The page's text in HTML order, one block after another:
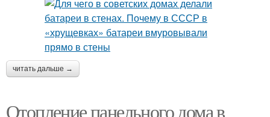
читать дальше →
Отопление панельного дома в